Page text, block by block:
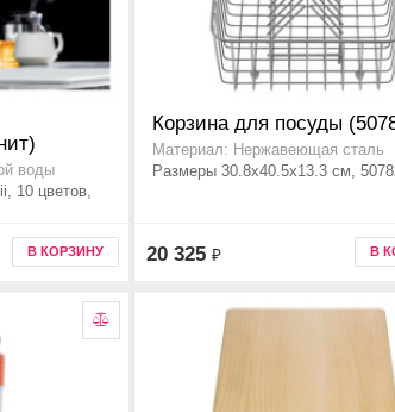
воды
10 цветов,
В КОРЗИНУ
Корзина для посуды
Материал: Нержавеющая сталь
Размеры 30.8x40.5x13.3 см,
20 325 ₽ В